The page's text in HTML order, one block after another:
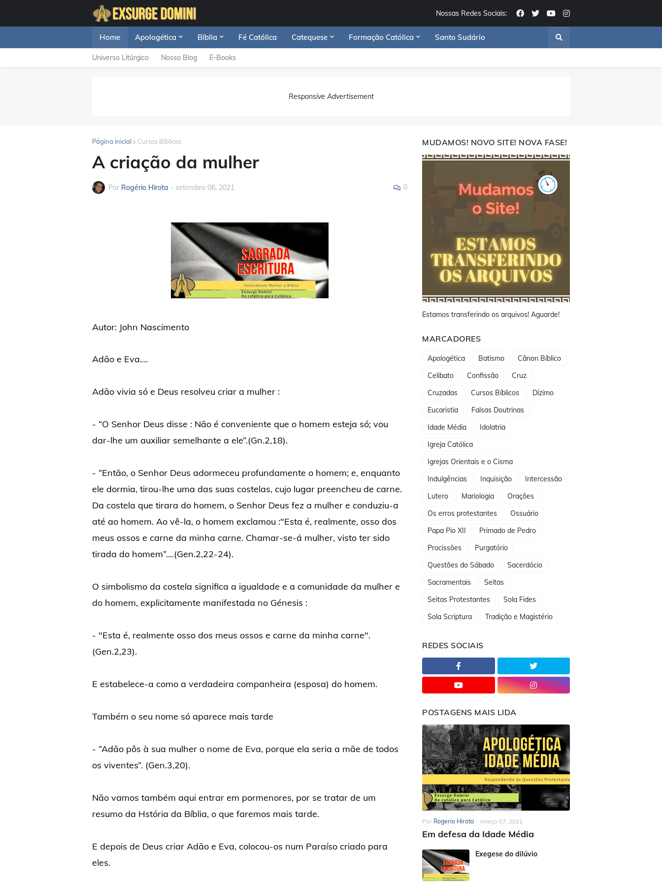
Nossas Redes Sociais:
Home Apologética Bíblia Fé Católica Catequese Formação Católica Santo Sudário
Universo Litúrgico Nosso Blog E-Books
Responsive Advertisement
Página inicial Cursos Bíblicos
A criação da mulher
Por Rogério Hirota - setembro 06, 2021 0
Autor: John Nascimento
Adão e Eva....
Adão vivia só e Deus resolveu criar a mulher :
- “O Senhor Deus disse : Não é conveniente que o homem esteja só; vou
dar-lhe um auxiliar semelhante a ele”.(Gn.2,18).
- “Então, o Senhor Deus adormeceu profundamente o homem; e, enquanto
ele dormia, tirou-lhe uma das suas costelas, cujo lugar preencheu de carne.
Da costela que tirara do homem, o Senhor Deus fez a mulher e conduziu-a
até ao homem. Ao vê-la, o homem exclamou :"Esta é, realmente, osso dos
meus ossos e carne da minha carne. Chamar-se-á mulher, visto ter sido
tirada do homem”....(Gen.2,22-24).
O simbolismo da costela significa a igualdade e a comunidade da mulher e
do homem, explicitamente manifestada no Génesis :
- "Esta é, realmente osso dos meus ossos e carne da minha carne".
(Gen.2,23).
E estabelece-a como a verdadeira companheira (esposa) do homem.
Também o seu nome só aparece mais tarde
- “Adão pôs à sua mulher o nome de Eva, porque ela seria a mãe de todos
os viventes”. (Gen.3,20).
Não vamos também aqui entrar em pormenores, por se tratar de um
resumo da Hstória da Bíblia, o que faremos mais tarde.
E depois de Deus criar Adão e Eva, colocou-os num Paraíso criado para
eles.
MUDAMOS! NOVO SITE! NOVA FASE!
Estamos transferindo os arquivos! Aguarde!
MARCADORES
Apologética Batismo
Cânon Bíblico
Celibato
Confissão
Cruz
Cruzadas
Cursos Bíblicos
Dízimo
Eucaristia
Falsas Doutrinas
Idade Média
Idolatria
Igreja Católica
Igrejas Orientais e o Cisma
Indulgências
Inquisição
Intercessão
Lutero
Mariologia
Orações
Os erros protestantes
Ossuário
Papa Pio XII
Primado de Pedro
Procissões
Purgatório
Questões do Sábado
Sacerdócio
Sacramentais
Seitas
Seitas Protestantes
Sola Fides
Sola Scriptura
Tradição e Magistério
REDES SOCIAIS
POSTAGENS MAIS LIDA
Por Rogerio Hirota - março 07, 2021
Em defesa da Idade Média
Exegese do dilúvio